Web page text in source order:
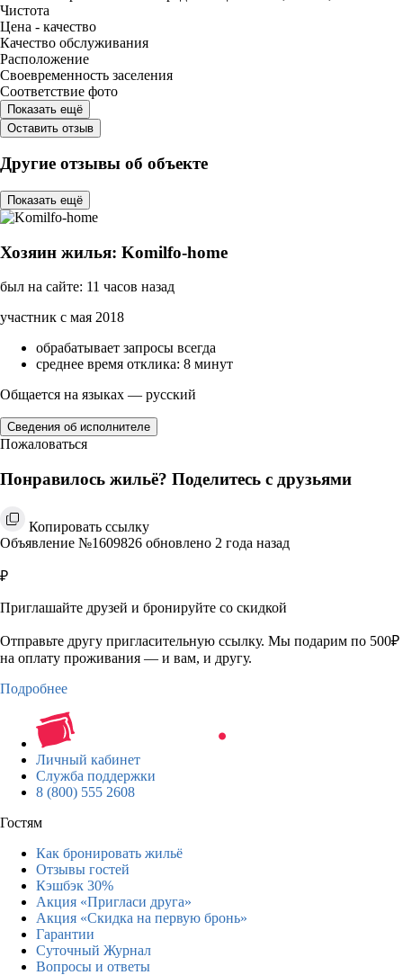
Чистота
Цена - качество
Качество обслуживания
Расположение
Своевременность заселения
Соответствие фото
Показать ещё
Оставить отзыв
Другие отзывы об объекте
Показать ещё
Хозяин жилья: Komilfo-home
был на сайте: 11 часов назад
участник с мая 2018
обрабатывает запросы всегда
среднее время отклика: 8 минут
Общается на языках — русский
Сведения об исполнителе
Пожаловаться
Понравилось жильё? Поделитесь с друзьями
Копировать ссылку
Объявление №1609826 обновлено 2 года назад
₽
Приглашайте друзей и бронируйте со скидкой
Отправьте другу пригласительную ссылку. Мы подарим по 500₽
на оплату проживания — и вам, и другу.
Подробнее
Личный кабинет
Служба поддержки
8 (800) 555 2608
Гостям
Как бронировать жильё
Отзывы гостей
Кэшбэк 30%
Акция «Пригласи друга»
Акция «Скидка на первую бронь»
Гарантии
Суточный Журнал
Вопросы и ответы